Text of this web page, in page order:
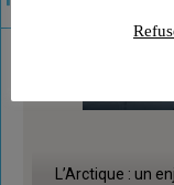
L’Arctique : un